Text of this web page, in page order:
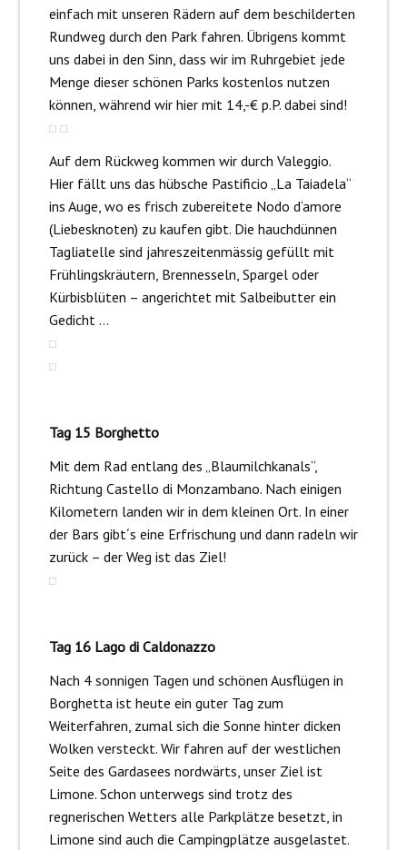
einfach mit unseren Rädern auf dem beschilderten
Rundweg durch den Park fahren. Übrigens kommt
uns dabei in den Sinn, dass wir im Ruhrgebiet jede
Menge dieser schönen Parks kostenlos nutzen
können, während wir hier mit 14,-€ p.P. dabei sind!
Auf dem Rückweg kommen wir durch Valeggio.
Hier fällt uns das hübsche Pastificio „La Taiadela“
ins Auge, wo es frisch zubereitete Nodo d‘amore
(Liebesknoten) zu kaufen gibt. Die hauchdünnen
Tagliatelle sind jahreszeitenmässig gefüllt mit
Frühlingskräutern, Brennesseln, Spargel oder
Kürbisblüten – angerichtet mit Salbeibutter ein
Gedicht …
Tag 15 Borghetto
Mit dem Rad entlang des „Blaumilchkanals“,
Richtung Castello di Monzambano. Nach einigen
Kilometern landen wir in dem kleinen Ort. In einer
der Bars gibt´s eine Erfrischung und dann radeln wir
zurück – der Weg ist das Ziel!
Tag 16 Lago di Caldonazzo
Nach 4 sonnigen Tagen und schönen Ausflügen in
Borghetta ist heute ein guter Tag zum
Weiterfahren, zumal sich die Sonne hinter dicken
Wolken versteckt. Wir fahren auf der westlichen
Seite des Gardasees nordwärts, unser Ziel ist
Limone. Schon unterwegs sind trotz des
regnerischen Wetters alle Parkplätze besetzt, in
Limone sind auch die Campingplätze ausgelastet.